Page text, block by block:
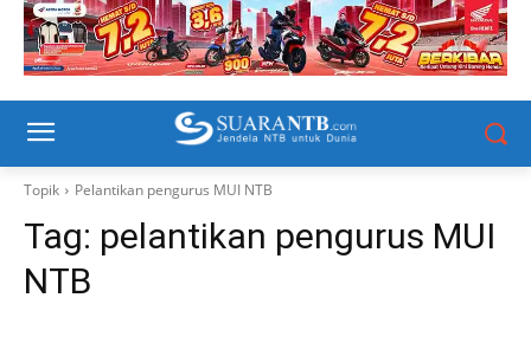
Topik Pelantikan pengurus MUI NTB
Tag: pelantikan pengurus MUI
NTB